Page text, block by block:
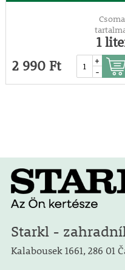
1
2 990 Ft
+
-
Starkl -
Kalabousek 1661, 286 01